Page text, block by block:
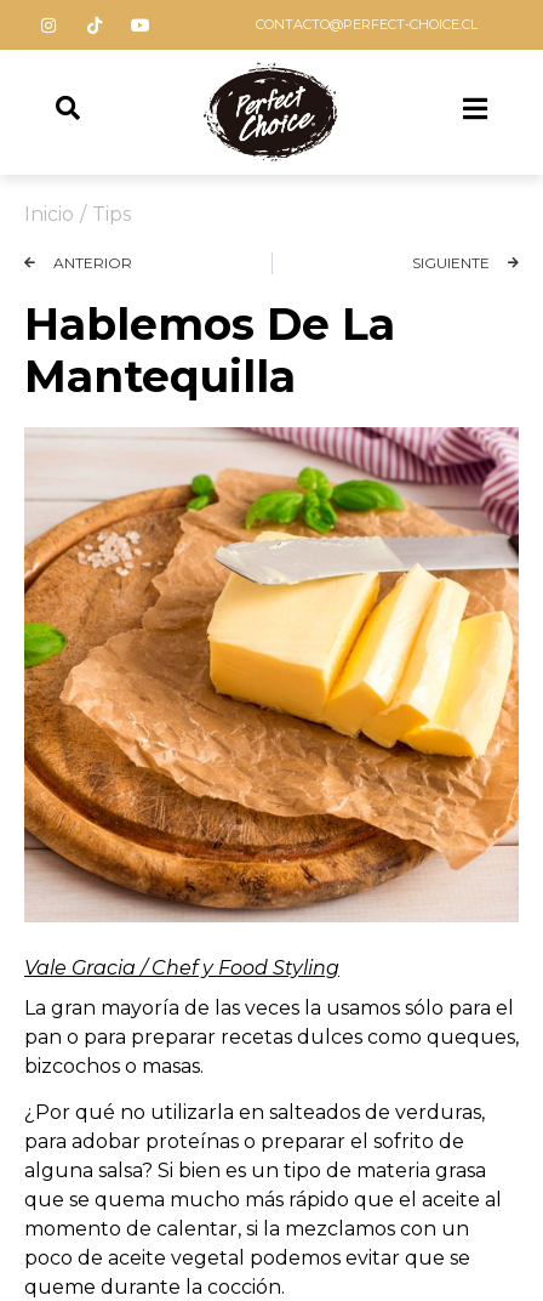
CONTACTO@PERFECT-CHOICE.CL
Inicio / Tips
ANTERIOR SIGUIENTE
Hablemos De La
Mantequilla
Vale Gracia / Chef y Food Styling
La gran mayoría de las veces la usamos sólo para el
pan o para preparar recetas dulces como queques,
bizcochos o masas.
¿Por qué no utilizarla en salteados de verduras,
para adobar proteínas o preparar el sofrito de
alguna salsa? Si bien es un tipo de materia grasa
que se quema mucho más rápido que el aceite al
momento de calentar, si la mezclamos con un
poco de aceite vegetal podemos evitar que se
queme durante la cocción.